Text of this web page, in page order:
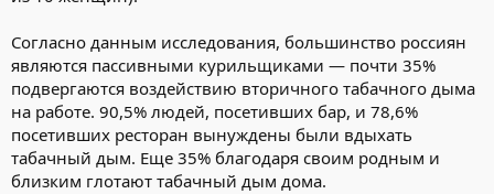
Согласно данным исследования, большинство россиян
являются пассивными курильщиками — почти 35%
подвергаются воздействию вторичного табачного дыма
на работе. 90,5% людей, посетивших бар, и 78,6%
посетивших ресторан вынуждены были вдыхать
табачный дым. Еще 35% благодаря своим родным и
близким глотают табачный дым дома.